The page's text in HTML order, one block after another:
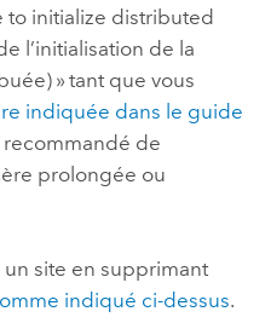
to initialize distributed
l’initialisation de la
» tant que vous
indiquée dans le guide
recommandé de
prolongée ou
site en supprimant
indiqué ci-dessus.